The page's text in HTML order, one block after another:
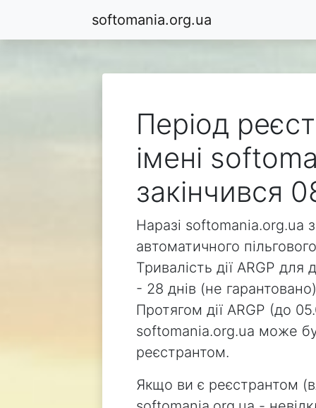
softomania.org.ua
Період
імені
закінчився
Наразі softomania.org.ua
автоматичного
Тривалість дії ARGP
- 28 днів (не
Протягом дії ARGP (до
softomania.org.ua може
реєстрантом.
Якщо ви є реєстрантом